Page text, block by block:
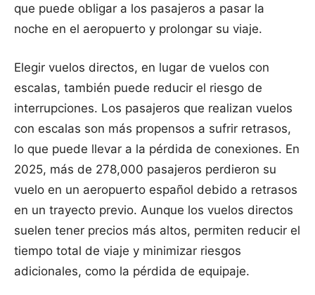
que puede obligar a los pasajeros a pasar la
noche en el aeropuerto y prolongar su viaje.
Elegir vuelos directos, en lugar de vuelos con
escalas, también puede reducir el riesgo de
interrupciones. Los pasajeros que realizan vuelos
con escalas son más propensos a sufrir retrasos,
lo que puede llevar a la pérdida de conexiones. En
2025, más de 278,000 pasajeros perdieron su
vuelo en un aeropuerto español debido a retrasos
en un trayecto previo. Aunque los vuelos directos
suelen tener precios más altos, permiten reducir el
tiempo total de viaje y minimizar riesgos
adicionales, como la pérdida de equipaje.